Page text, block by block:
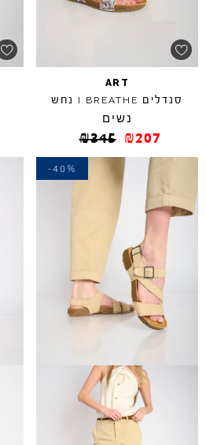
ART
סנדלים I BREATHE נחש
נשים
₪345 ₪207
-40%